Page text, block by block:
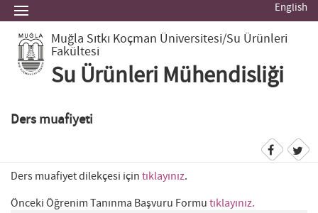
English
Muğla Sıtkı Koçman Üniversitesi/Su Ürünleri
Fakültesi
Su Ürünleri Mühendisliği
Ders muafiyeti
Ders muafiyet dilekçesi içintıklayınız.
Önceki Öğrenim Tanınma Başvuru Formutıklayınız.